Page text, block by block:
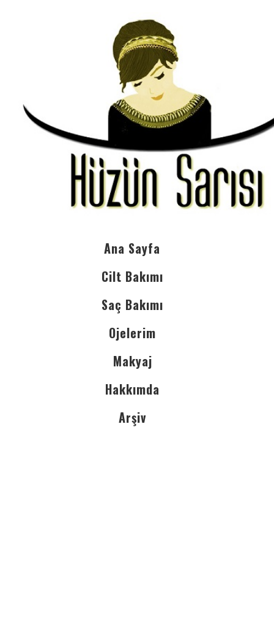
Ana Sayfa
Cilt Bakımı
Saç Bakımı
Ojelerim
Makyaj
Hakkımda
Arşiv